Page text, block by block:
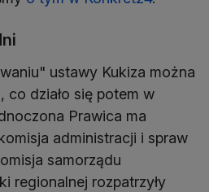
ustawy Kukiza można
działo się potem w
Prawica ma
administracji i spraw
samorządu
regionalnej rozpatrzyły